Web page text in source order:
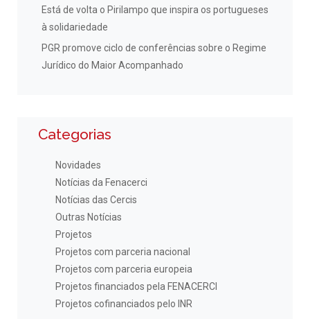
Está de volta o Pirilampo que inspira os portugueses
à solidariedade
PGR promove ciclo de conferências sobre o Regime
Jurídico do Maior Acompanhado
Categorias
Novidades
Notícias da Fenacerci
Notícias das Cercis
Outras Notícias
Projetos
Projetos com parceria nacional
Projetos com parceria europeia
Projetos financiados pela FENACERCI
Projetos cofinanciados pelo INR